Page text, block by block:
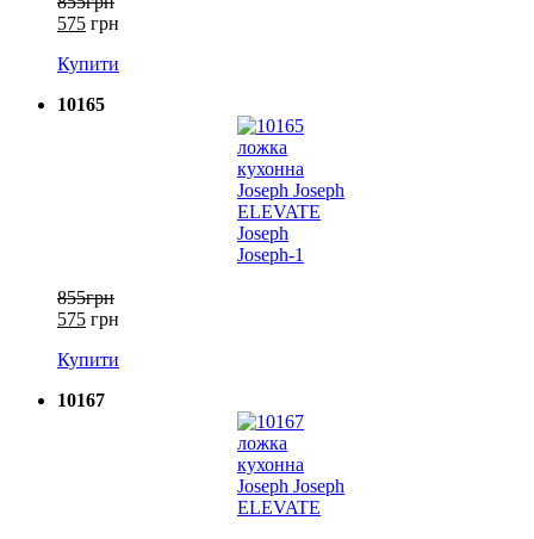
575 грн
Купити
10165
855грн
575 грн
Купити
10167